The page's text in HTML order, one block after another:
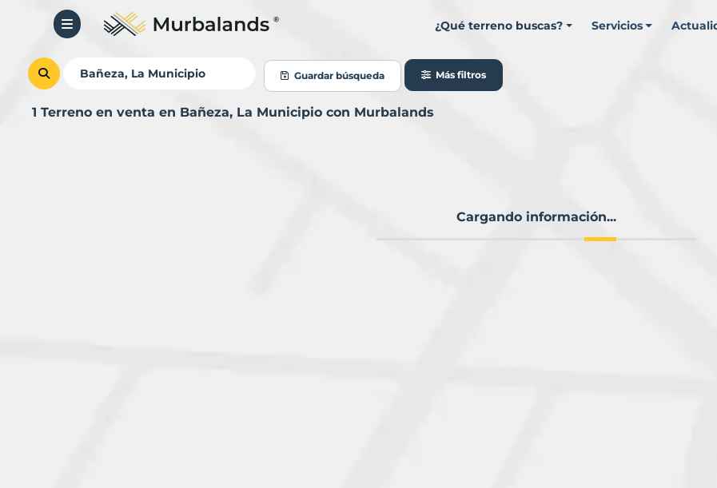
¿Qué terreno buscas? Servicios
Guardar búsqueda Más filtros
1 Terreno en venta en Bañeza, La Municipio con Murbalands
Cargando información...